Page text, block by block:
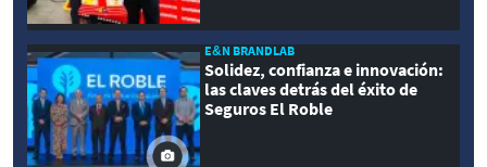
E&N BRANDLAB
Solidez, confianza e innovación:
las claves detrás del éxito de
Seguros El Roble